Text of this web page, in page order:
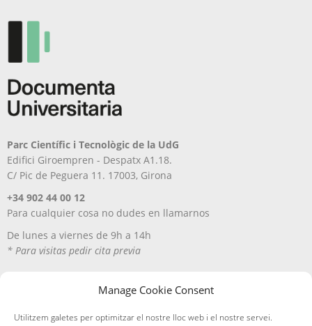
Manage Cookie Consent
Utilitzem galetes per optimitzar el nostre lloc web i el nostre servei.
página
producto
Parc Científic i Tecnològic de la UdG
Edifici Giroempren - Despatx A1.18.
C/ Pic de Peguera 11. 17003, Girona
+34 902 44 00 12
Para cualquier cosa no dudes en llamarnos
De lunes a viernes de 9h a 14h
* Para visitas pedir cita previa